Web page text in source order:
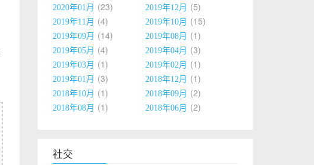
2020年01月 23 2019年12月 5
2019年11月 4 2019年10月 15
2019年09月 14 2019年08月 1
2019年05月 4 2019年04月 3
2019年03月 1 2019年02月 1
2019年01月 3 2018年12月 1
2018年10月 1 2018年09月 2
2018年08月 1 2018年06月 2
社交